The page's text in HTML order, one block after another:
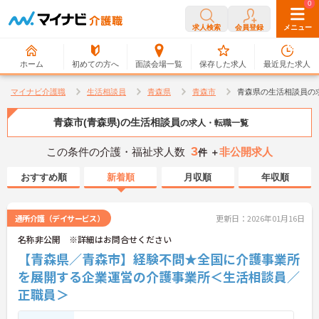
求人検索 会員登録 メニュー
ホーム 初めての方へ 面談会場一覧
0
保存した求人
0
最近見た求人
マイナビ介護職 生活相談員 青森県 青森市 青森県の生活相談員の
青森市(青森県)の生活相談員の求人・転職一覧
この条件の介護・福祉求人数 3件 ＋非公開求人
おすすめ順 新着順 月収順 年収順
通所介護（デイサービス） 更新日：2026年01月16日
名称非公開 ※詳細はお問合せください
【青森県／青森市】経験不問★全国に介護事業所
を展開する企業運営の介護事業所＜生活相談員／
正職員＞